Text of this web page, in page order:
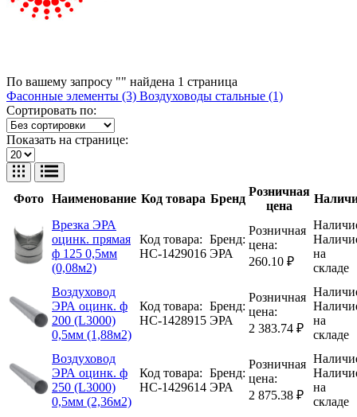
По вашему запросу "" найдена 1 страница
Фасонные элементы (3) Воздуховоды стальные (1)
Сортировать по:
Показать на странице:
Фото Наименование Код товара Бренд
Розничная
цена
Врезка ЭРА
оцинк. прямая
ф 125 0,5мм
(0,08м2)
Код товара:
НС-1429016
Бренд:
ЭРА
Розничная
цена:
260.10 ₽
на
складе
Воздуховод
ЭРА оцинк. ф
200 (L3000)
0,5мм (1,88м2)
Код товара:
НС-1428915
Бренд:
ЭРА
Розничная
цена:
2 383.74 ₽
на
складе
Воздуховод
ЭРА оцинк. ф
250 (L3000)
0,5мм (2,36м2)
Код товара:
НС-1429614
Бренд:
ЭРА
Розничная
цена:
2 875.38 ₽
на
складе